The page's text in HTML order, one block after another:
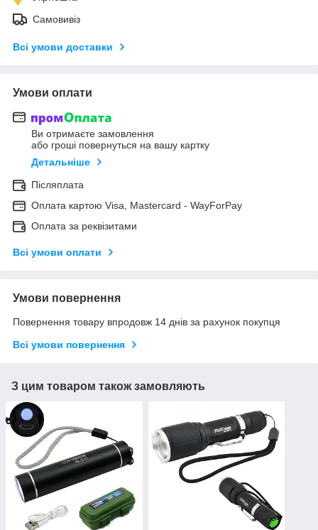
Самовивіз
Всі умови доставки
Умови оплати
Ви отримаєте замовлення
або гроші повернуться на вашу картку
Детальніше
Післяплата
Оплата картою Visa, Mastercard - WayForPay
Оплата за реквізитами
Всі умови оплати
Умови повернення
Повернення товару впродовж 14 днів за рахунок покупця
Всі умови повернення
З цим товаром також замовляють